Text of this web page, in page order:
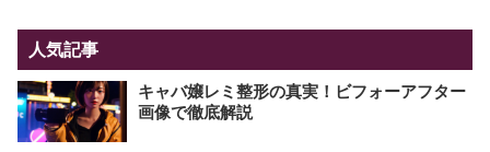
人気記事
キャバ嬢レミ整形の真実！ビフォーアフター
画像で徹底解説